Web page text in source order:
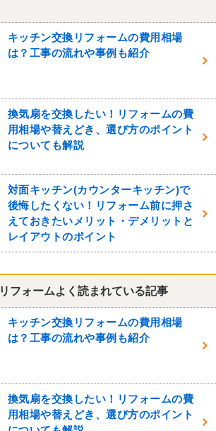
キッチン交換リフォームの費用相場
は？工事の流れや事例も紹介
換気扇を交換したい！リフォームの費
用相場や替えどき、選び方のポイント
についても解説
対面キッチン(カウンターキッチン)で
後悔したくない！リフォーム前に押さ
えておきたいメリット・デメリットと
レイアウトのポイント
フォームよく読まれている記事
キッチン交換リフォームの費用相場
は？工事の流れや事例も紹介
換気扇を交換したい！リフォームの費
用相場や替えどき、選び方のポイント